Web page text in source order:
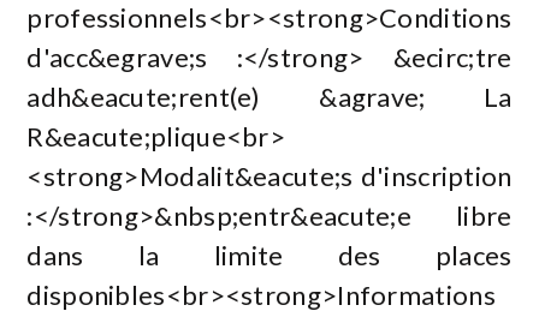
professionnels<br><strong>Conditions
d'acc&egrave;s :</strong> &ecirc;tre
adh&eacute;rent(e) &agrave; La
R&eacute;plique<br>
<strong>Modalit&eacute;s d'inscription
:</strong>&nbsp;entr&eacute;e libre
dans la limite des places
disponibles<br><strong>Informations